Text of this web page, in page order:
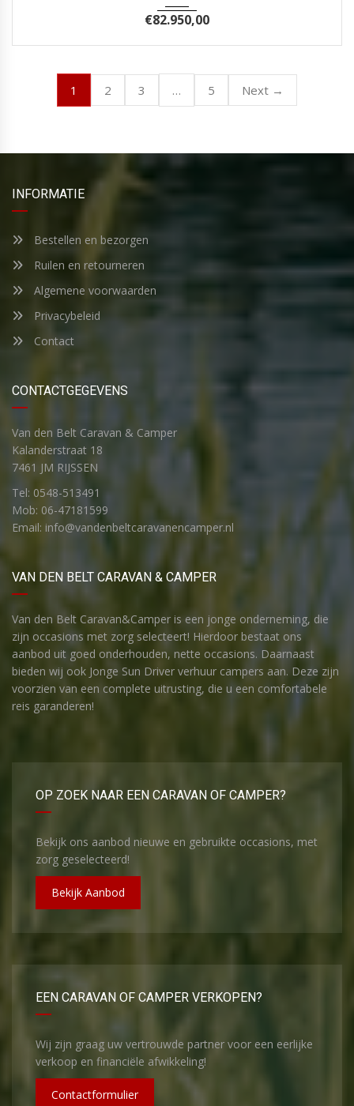
€82.950,00
1 2 3 … 5 Next →
INFORMATIE
Bestellen en bezorgen
Ruilen en retourneren
Algemene voorwaarden
Privacybeleid
Contact
CONTACTGEGEVENS
Van den Belt Caravan & Camper
Kalanderstraat 18
7461 JM RIJSSEN
Tel: 0548-513491
Mob: 06-47181599
Email: info@vandenbeltcaravanencamper.nl
VAN DEN BELT CARAVAN & CAMPER
Van den Belt Caravan&Camper is een jonge onderneming, die
zijn occasions met zorg selecteert! Hierdoor bestaat ons
aanbod uit goed onderhouden, nette occasions. Daarnaast
bieden wij ook Jonge Sun Driver verhuur campers aan. Deze zijn
voorzien van een complete uitrusting, die u een comfortabele
reis garanderen!
OP ZOEK NAAR EEN CARAVAN OF CAMPER?
Bekijk ons aanbod nieuwe en gebruikte occasions, met
zorg geselecteerd!
Bekijk Aanbod
EEN CARAVAN OF CAMPER VERKOPEN?
Wij zijn graag uw vertrouwde partner voor een eerlijke
verkoop en financiële afwikkeling!
Contactformulier